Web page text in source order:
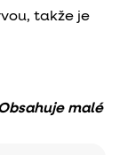
takže je
malé